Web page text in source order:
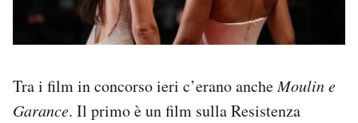
Tra i film in concorso ieri c’erano ancheMoulin e
Garance. Il primo è un film sulla Resistenza